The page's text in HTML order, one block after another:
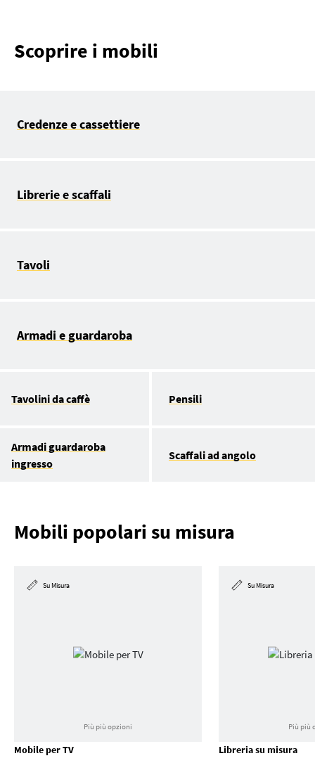
Scoprire i mobili
Credenze e cassettiere
Librerie e scaffali
Tavoli
Armadi e guardaroba
Tavolini da caffè Pensili
Armadi guardaroba
ingresso
Scaffali ad angolo
Mobili popolari su misura
Su Misura
Più più opzioni
Mobile per TV
Su Misura
Più più
Libreria su misura